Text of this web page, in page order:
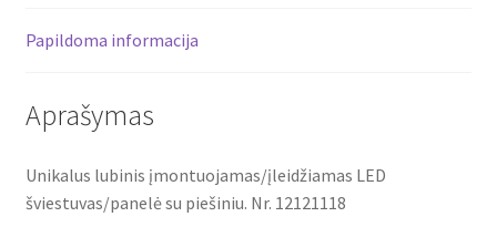
Papildoma informacija
Aprašymas
Unikalus lubinis įmontuojamas/įleidžiamas LED
šviestuvas/panelė su piešiniu. Nr. 12121118